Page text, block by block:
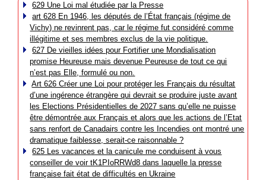
629 Une Loi mal étudiée par la Presse
art 628 En 1946, les députés de l’État français (régime de
Vichy) ne revinrent pas, car le régime fut considéré comme
illégitime et ses membres exclus de la vie politique.
627 De vieilles idées pour Fortifier une Mondialisation
promise Heureuse mais devenue Peureuse de tout ce qui
n’est pas Elle, formulé ou non.
Art 626 Créer une Loi pour protéger les Français du résultat
d’une ingérence étrangère qui devrait se produire juste avant
les Elections Présidentielles de 2027 sans qu’elle ne puisse
être démontrée aux Français et alors que les actions de l’Etat
sans renfort de Canadairs contre les Incendies ont montré une
dramatique faiblesse, serait-ce raisonnable ?
625 Les vacances et la canicule me conduisent à vous
conseiller de voir tK1PIoRRWd8 dans laquelle la presse
française fait état de difficultés en Ukraine